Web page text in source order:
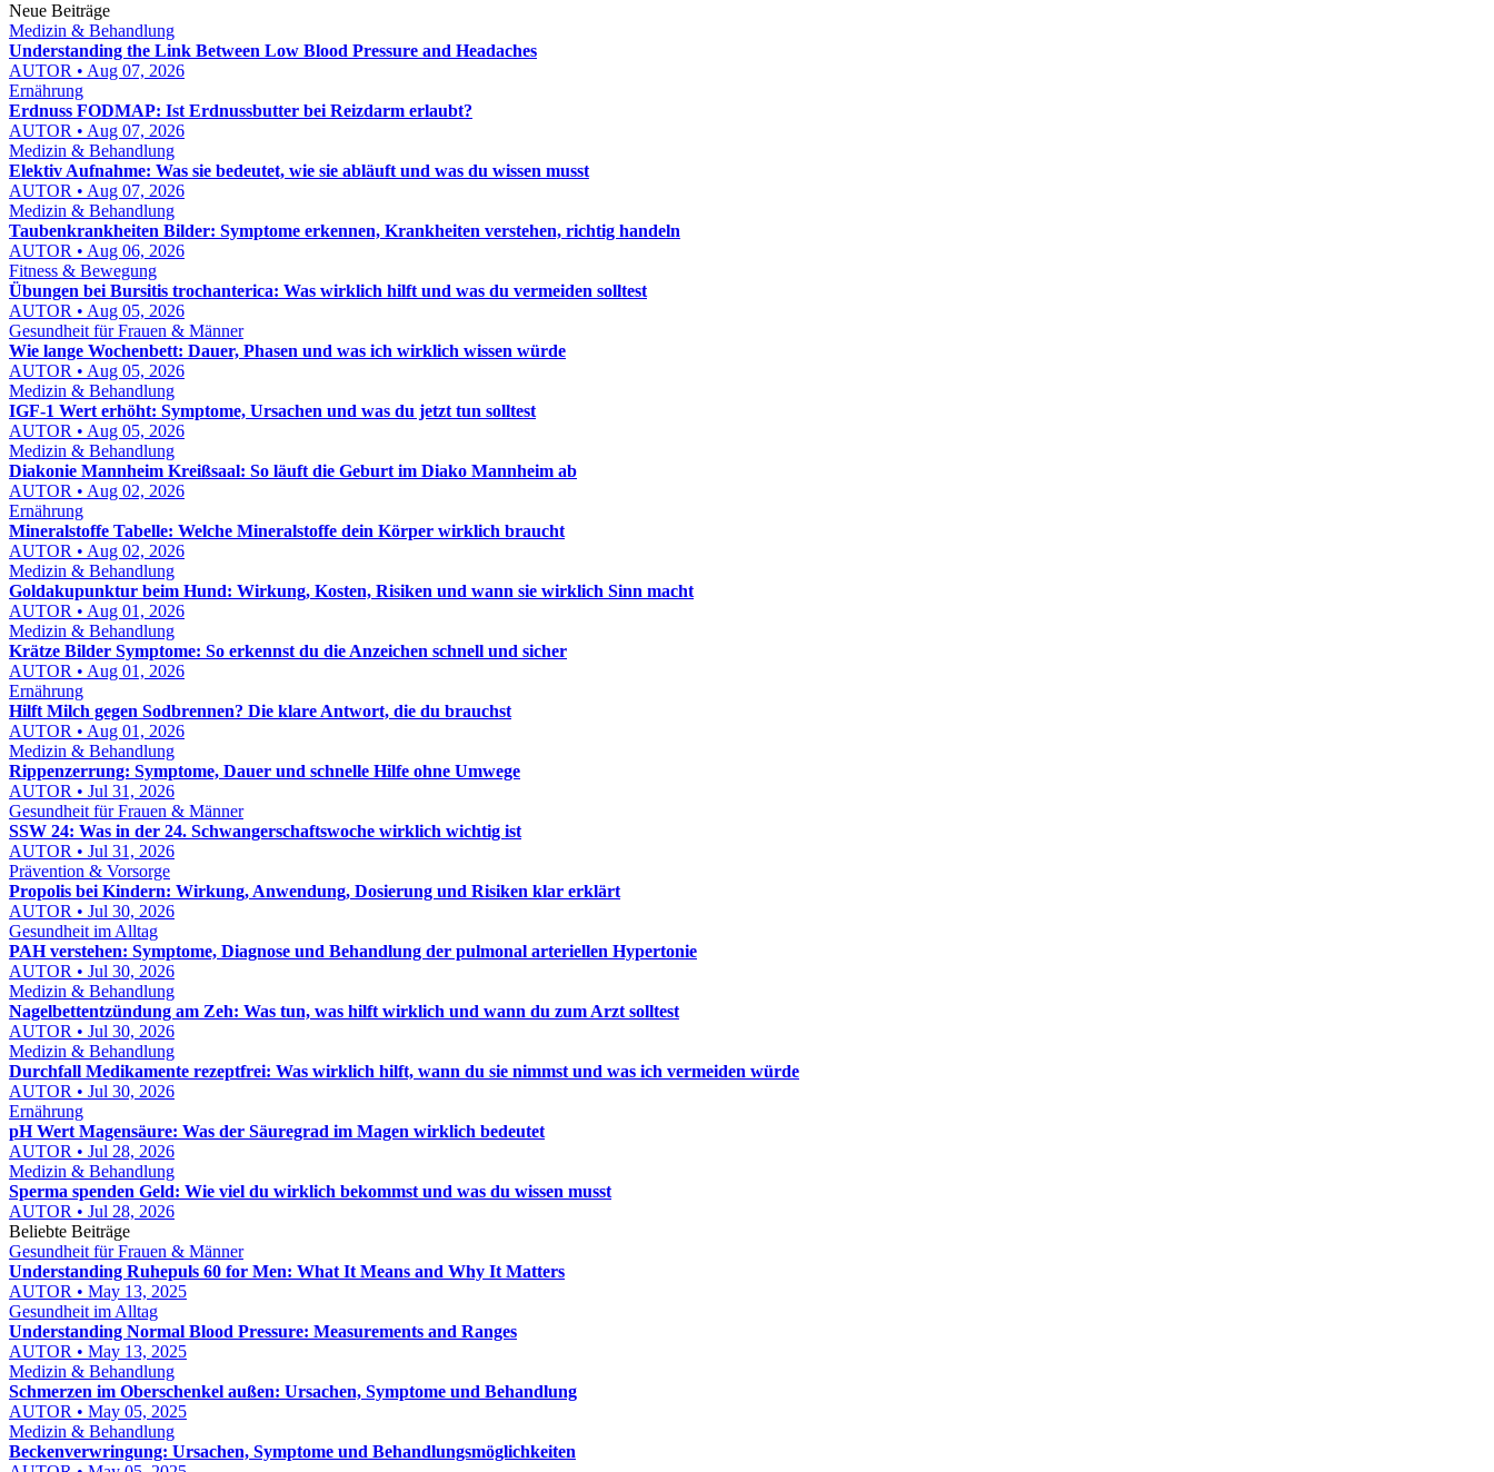
Neue Beiträge
Medizin & Behandlung
Understanding the Link Between Low Blood Pressure and Headaches
AUTOR • Aug 07, 2026
Ernährung
Erdnuss FODMAP: Ist Erdnussbutter bei Reizdarm erlaubt?
AUTOR • Aug 07, 2026
Medizin & Behandlung
Elektiv Aufnahme: Was sie bedeutet, wie sie abläuft und was du wissen musst
AUTOR • Aug 07, 2026
Medizin & Behandlung
Taubenkrankheiten Bilder: Symptome erkennen, Krankheiten verstehen, richtig handeln
AUTOR • Aug 06, 2026
Fitness & Bewegung
Übungen bei Bursitis trochanterica: Was wirklich hilft und was du vermeiden solltest
AUTOR • Aug 05, 2026
Gesundheit für Frauen & Männer
Wie lange Wochenbett: Dauer, Phasen und was ich wirklich wissen würde
AUTOR • Aug 05, 2026
Medizin & Behandlung
IGF-1 Wert erhöht: Symptome, Ursachen und was du jetzt tun solltest
AUTOR • Aug 05, 2026
Medizin & Behandlung
Diakonie Mannheim Kreißsaal: So läuft die Geburt im Diako Mannheim ab
AUTOR • Aug 02, 2026
Ernährung
Mineralstoffe Tabelle: Welche Mineralstoffe dein Körper wirklich braucht
AUTOR • Aug 02, 2026
Medizin & Behandlung
Goldakupunktur beim Hund: Wirkung, Kosten, Risiken und wann sie wirklich Sinn macht
AUTOR • Aug 01, 2026
Medizin & Behandlung
Krätze Bilder Symptome: So erkennst du die Anzeichen schnell und sicher
AUTOR • Aug 01, 2026
Ernährung
Hilft Milch gegen Sodbrennen? Die klare Antwort, die du brauchst
AUTOR • Aug 01, 2026
Medizin & Behandlung
Rippenzerrung: Symptome, Dauer und schnelle Hilfe ohne Umwege
AUTOR • Jul 31, 2026
Gesundheit für Frauen & Männer
SSW 24: Was in der 24. Schwangerschaftswoche wirklich wichtig ist
AUTOR • Jul 31, 2026
Prävention & Vorsorge
Propolis bei Kindern: Wirkung, Anwendung, Dosierung und Risiken klar erklärt
AUTOR • Jul 30, 2026
Gesundheit im Alltag
PAH verstehen: Symptome, Diagnose und Behandlung der pulmonal arteriellen Hypertonie
AUTOR • Jul 30, 2026
Medizin & Behandlung
Nagelbettentzündung am Zeh: Was tun, was hilft wirklich und wann du zum Arzt solltest
AUTOR • Jul 30, 2026
Medizin & Behandlung
Durchfall Medikamente rezeptfrei: Was wirklich hilft, wann du sie nimmst und was ich vermeiden würde
AUTOR • Jul 30, 2026
Ernährung
pH Wert Magensäure: Was der Säuregrad im Magen wirklich bedeutet
AUTOR • Jul 28, 2026
Medizin & Behandlung
Sperma spenden Geld: Wie viel du wirklich bekommst und was du wissen musst
AUTOR • Jul 28, 2026
Beliebte Beiträge
Gesundheit für Frauen & Männer
Understanding Ruhepuls 60 for Men: What It Means and Why It Matters
AUTOR • May 13, 2025
Gesundheit im Alltag
Understanding Normal Blood Pressure: Measurements and Ranges
AUTOR • May 13, 2025
Medizin & Behandlung
Schmerzen im Oberschenkel außen: Ursachen, Symptome und Behandlung
AUTOR • May 05, 2025
Medizin & Behandlung
Beckenverwringung: Ursachen, Symptome und Behandlungsmöglichkeiten